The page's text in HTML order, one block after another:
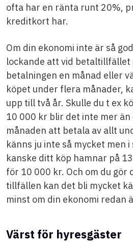
ofta har en ränta runt 20%,
kreditkort har.
Om din ekonomi inte är så
lockande att vid betaltillfället
betalningen en månad eller
köpet under flera månader,
upp till två år. Skulle du t ex
10 000 kr blir det inte mer än
månaden att betala av allt
känns ju inte så mycket men
kanske ditt köp hamnar på
för 10 000 kr. Och om du gör
tillfällen kan det bli mycket
minst om din ekonomi redan
Värst för hyresgäster